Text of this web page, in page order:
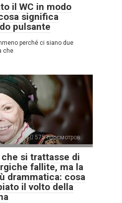
il WC in modo
significa
pulsante
perché ci siano due
che
575 просмотров
si trattasse di
fallite, ma la
drammatica: cosa
il volto della